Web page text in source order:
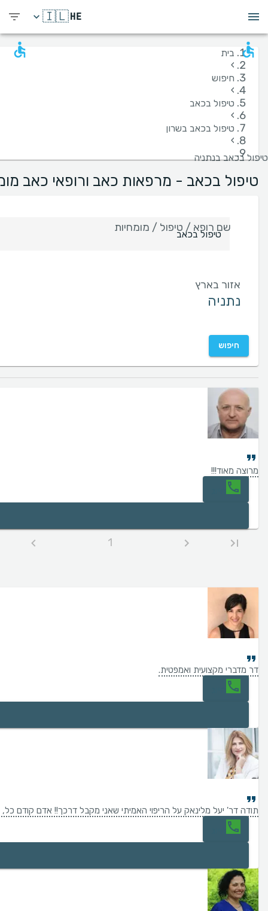
HE
🇮🇱
בית
›
חיפוש
›
טיפול בכאב
›
טיפול בכאב בשרון
›
טיפול בכאב בנתניה
טיפול בכאב - מרפאות כאב ורופאי כאב
שם רופא / טיפול / מומחיות
אזור בארץ
חיפוש
מרוצה מאוד!!!
1
דר מדברי מקצועית ואמפטית.
תודה דר' יעל מלינאק על הריפוי האמיתי שאני מקבל דרכך!! אדם קודם כל,